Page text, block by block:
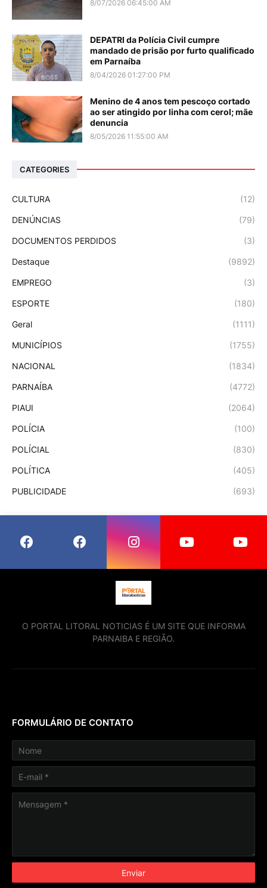
8/07/2026 06:45:00 AM
DEPATRI da Polícia Civil cumpre
mandado de prisão por furto qualificado
em Parnaíba
8/04/2026 01:27:00 PM
Menino de 4 anos tem pescoço cortado
ao ser atingido por linha com cerol; mãe
denuncia
8/05/2026 11:55:00 AM
CATEGORIES
CULTURA (12)
DENÚNCIAS (79)
DOCUMENTOS PERDIDOS (3)
Destaque (9892)
EMPREGO (3)
ESPORTE (180)
Geral (1111)
MUNICÍPIOS (1755)
NACIONAL (1834)
PARNAÍBA (4772)
PIAUI (2064)
POLÍCIA (100)
POLÍCIAL (830)
POLÍTICA (405)
PUBLICIDADE (693)
O PORTAL LITORAL NOTICIAS É UM SITE QUE INFORMA
PARNAIBA E REGIÃO.
FORMULÁRIO DE CONTATO